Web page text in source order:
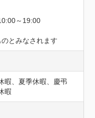
～19:00
とみなされます
暇、夏季休暇、慶弔
暇